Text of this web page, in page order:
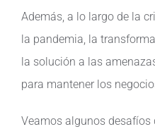
Además, a lo largo de la
la pandemia, la
la solución a las
para mantener los
Veamos algunos desafíos